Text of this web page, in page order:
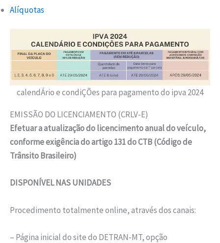
Alíquotas
calendÁrio e condiÇÕes para pagamento do ipva 2024
EMISSÃO DO LICENCIAMENTO (CRLV-E)
Efetuar a atualização do licencimento anual do veículo,
conforme exigência do artigo 131 do CTB (Código de
Trânsito Brasileiro)
DISPONÍVEL NAS UNIDADES
Procedimento totalmente online, através dos canais:
– Página inicial do site do DETRAN-MT, opção